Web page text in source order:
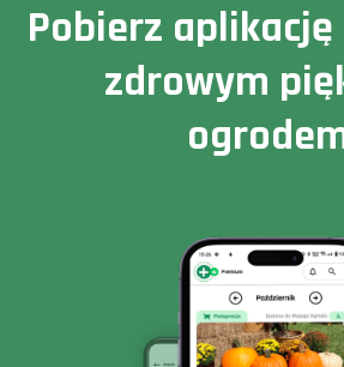
Pobierz aplikację
zdrowym